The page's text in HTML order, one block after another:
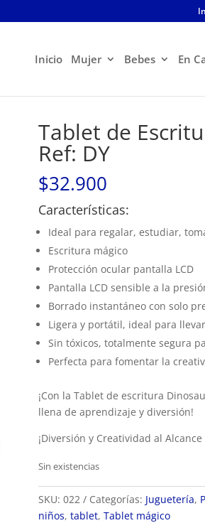
Inicio Mujer Bebes En
Tablet de
Ref: DY
$32.900
Características:
Ideal para regalar, estudiar,
Escritura mágico
Protección ocular pantalla LCD
Pantalla LCD sensible a la
Borrado instantáneo con solo
Ligera y portátil, ideal para
Sin tóxicos, totalmente segura
Perfecta para fomentar la
¡Con la Tablet de escritura
llena de aprendizaje y diversión!
¡Diversión y Creatividad al
Sin existencias
SKU:022 Categorías: Juguetería,
niños,tablet,Tablet mágico